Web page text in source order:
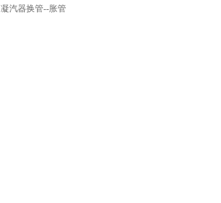
凝汽器换管--胀管